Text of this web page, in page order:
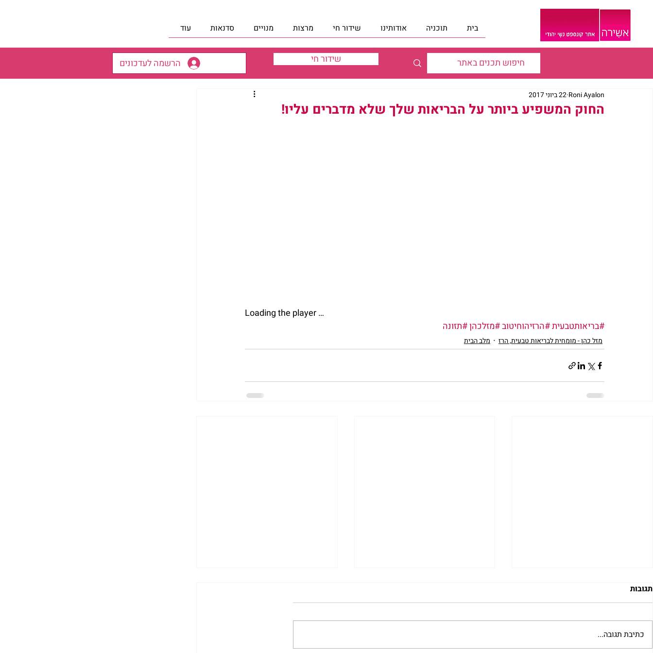
בית תוכניה אודותינו שידור חי מרצות מנויים סדנאות עוד
הרשמה לעדכונים שידור חי
החוק המשפיע ביותר על הבריאות שלך שלא מדברים עליו!
Roni Ayalon 22 ביוני 2017
Loading the player …
#בריאותטבעית#הרזיהוחיטוב#מזלכהן#תזונה
מזל כהן - מומחית לבריאות טבעית, הרז מלב הבית
תגובות
כתיבת תגובה...